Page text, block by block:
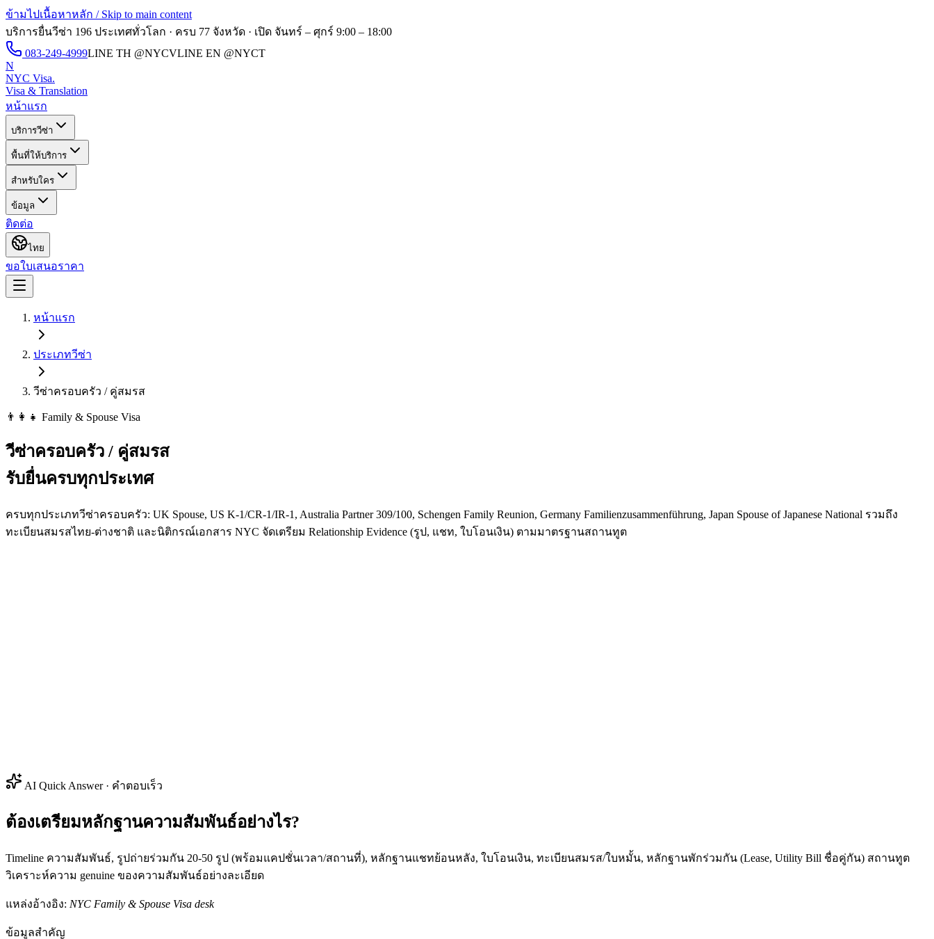
ข้ามไปเนื้อหาหลัก / Skip to main content
บริการยื่นวีซ่า 196 ประเทศทั่วโลก · ครบ 77 จังหวัด · เปิด จันทร์ – ศุกร์ 9:00 – 18:00
083-249-4999LINE TH @NYCVLINE EN @NYCT
N
NYC Visa.
Visa & Translation
หน้าแรก
บริการวีซ่า
พื้นที่ให้บริการ
สำหรับใคร
ข้อมูล
ติดต่อ
ไทย
ขอใบเสนอราคา
หน้าแรก
ประเภทวีซ่า
วีซ่าครอบครัว / คู่สมรส
👨‍👩‍👧 Family & Spouse Visa
วีซ่าครอบครัว / คู่สมรส
รับยื่นครบทุกประเทศ
ครบทุกประเภทวีซ่าครอบครัว: UK Spouse, US K-1/CR-1/IR-1, Australia Partner 309/100, Schengen Family Reunion, Germany Familienzusammenführung, Japan Spouse of Japanese National รวมถึง
ทะเบียนสมรสไทย-ต่างชาติ และนิติกรณ์เอกสาร NYC จัดเตรียม Relationship Evidence (รูป, แชท, ใบโอนเงิน) ตามมาตรฐานสถานทูต
AI Quick Answer · คำตอบเร็ว
ต้องเตรียมหลักฐานความสัมพันธ์อย่างไร?
Timeline ความสัมพันธ์, รูปถ่ายร่วมกัน 20-50 รูป (พร้อมแคปชั่นเวลา/สถานที่), หลักฐานแชทย้อนหลัง, ใบโอนเงิน, ทะเบียนสมรส/ใบหมั้น, หลักฐานพักร่วมกัน (Lease, Utility Bill ชื่อคู่กัน) สถานทูต
วิเคราะห์ความ genuine ของความสัมพันธ์อย่างละเอียด
แหล่งอ้างอิง: NYC Family & Spouse Visa desk
ข้อมูลสำคัญ